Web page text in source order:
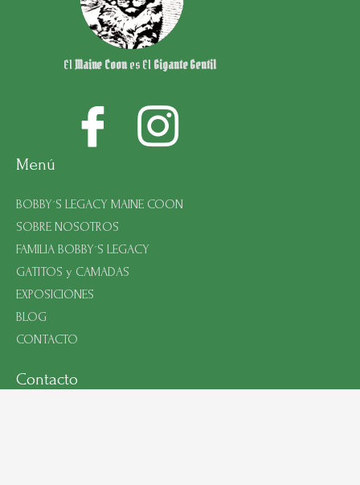
ElMaine Coones El GiganteGentil
Menú
BOBBY´S LEGACY MAINE COON
SOBRE NOSOTROS
FAMILIA BOBBY´S LEGACY
GATITOS y CAMADAS
EXPOSICIONES
BLOG
CONTACTO
Contacto